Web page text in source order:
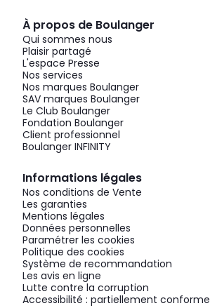
À propos de Boulanger
Qui sommes nous
Plaisir partagé
L'espace Presse
Nos services
Nos marques Boulanger
SAV marques Boulanger
Le Club Boulanger
Fondation Boulanger
Client professionnel
Boulanger INFINITY
Informations légales
Nos conditions de Vente
Les garanties
Mentions légales
Données personnelles
Paramétrer les cookies
Politique des cookies
Système de recommandation
Les avis en ligne
Lutte contre la corruption
Accessibilité : partiellement conforme